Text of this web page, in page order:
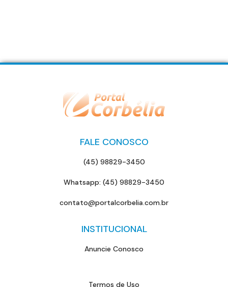
FALE CONOSCO
(45) 98829-3450
Whatsapp: (45) 98829-3450
contato@portalcorbelia.com.br
INSTITUCIONAL
Anuncie Conosco
Termos de Uso